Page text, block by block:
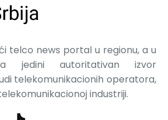
telco news portal u regionu, a u
jedini autoritativan izvor
telekomunikacionih operatora,
industriji.